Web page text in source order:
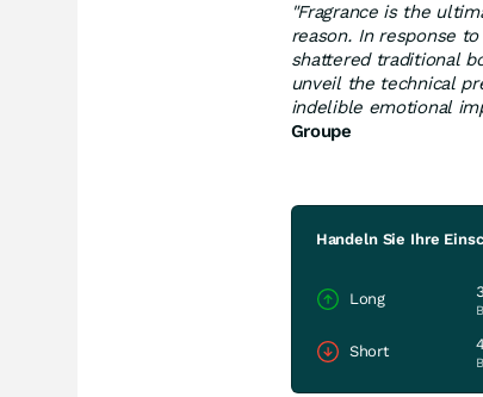
"Fragrance is the
reason. In response
shattered traditional
unveil the technical
indelible emotional
Groupe
Handeln Sie Ihre
Long
Short